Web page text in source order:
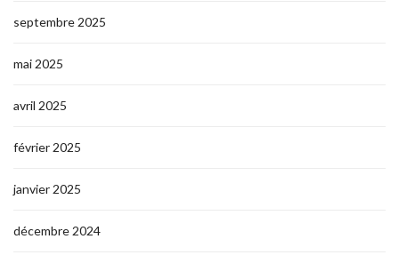
septembre 2025
mai 2025
avril 2025
février 2025
janvier 2025
décembre 2024